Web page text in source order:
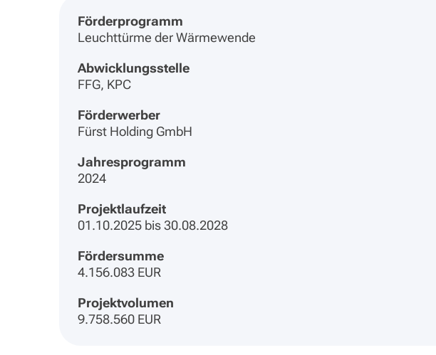
Förderprogramm
Leuchttürme der Wärmewende
Abwicklungsstelle
FFG, KPC
Förderwerber
Fürst Holding GmbH
Jahresprogramm
2024
Projektlaufzeit
01.10.2025 bis 30.08.2028
Fördersumme
4.156.083 EUR
Projektvolumen
9.758.560 EUR